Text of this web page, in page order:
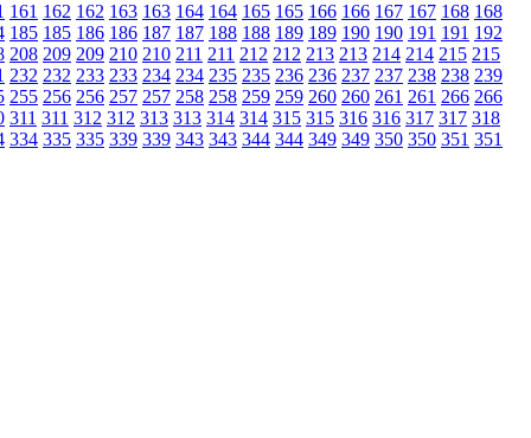
161 162 162 163 163 164 164 165 165 166 166 167 167 168 168
185 185 186 186 187 187 188 188 189 189 190 190 191 191 192
208 209 209 210 210 211 211 212 212 213 213 214 214 215 215
232 232 233 233 234 234 235 235 236 236 237 237 238 238 239
255 256 256 257 257 258 258 259 259 260 260 261 261 266 266
311 311 312 312 313 313 314 314 315 315 316 316 317 317 318
334 335 335 339 339 343 343 344 344 349 349 350 350 351 351